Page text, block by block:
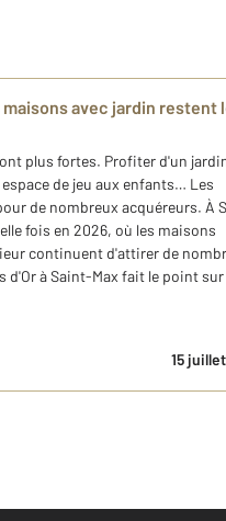
avec jardin restent
plus fortes. Profiter d'un
de jeu aux enfants… Les
de nombreux acquéreurs. À
fois en 2026, où les maisons
continuent d'attirer de
d'Or à Saint-Max fait le point
15